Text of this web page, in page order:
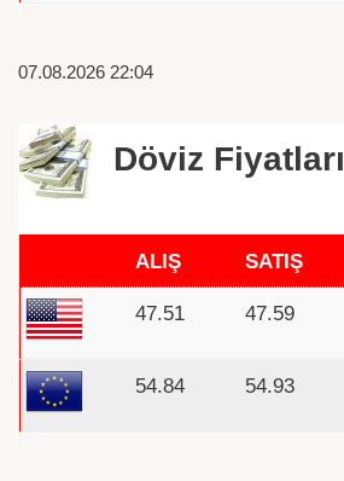
07.08.2026 22:04
Döviz Fiyatları
ALIŞ SATIŞ
47.51 47.59
54.84 54.93